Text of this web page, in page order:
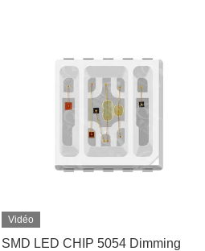
Vidéo
SMD LED CHIP 5054 Dimming